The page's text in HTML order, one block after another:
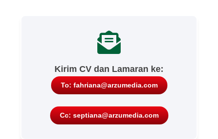
Kirim CV dan Lamaran ke:
To: fahriana@arzumedia.com
Cc: septiana@arzumedia.com